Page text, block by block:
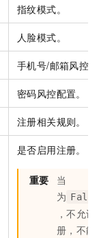
指纹模式。
人脸模式。
手机号/邮箱风控
密码风控配置。
注册相关规则。
是否启用注册。
重要
当
为 False
，不允
册，不能